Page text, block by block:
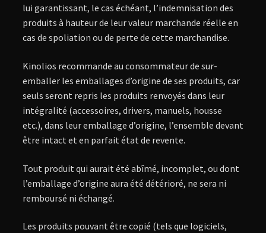
lui garantissant, le cas échéant, l’indemnisation des
produits à hauteur de leur valeur marchande réelle en
cas de spoliation ou de perte de cette marchandise.
Kinolios recommande au consommateur de sur-
emballer les emballages d’origine de ses produits, car
seuls seront repris les produits renvoyés dans leur
intégralité (accessoires, drivers, manuels, housse
etc.), dans leur emballage d’origine, l’ensemble devant
être intact et en parfait état de revente.
Tout produit qui aurait été abîmé, incomplet, ou dont
l’emballage d’origine aura été détérioré, ne sera ni
remboursé ni échangé.
Les produits pouvant être copié (tels que logiciels,